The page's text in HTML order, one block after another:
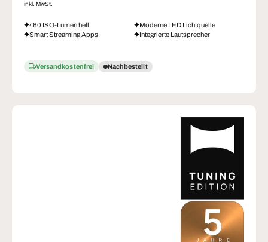
inkl. MwSt.
460 ISO-Lumen hell
Moderne LED Lichtquelle
Smart Streaming Apps
Integrierte Lautsprecher
Versandkostenfrei Nachbestellt